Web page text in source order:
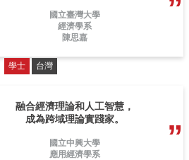
國立臺灣大學
經濟學系
陳思嘉
學士 台灣
融合經濟理論和人工智慧，
成為跨域理論實踐家。
國立中興大學
應用經濟學系